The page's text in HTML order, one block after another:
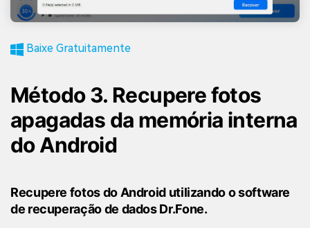
Baixe Gratuitamente
Método 3. Recupere fotos
apagadas da memória interna
do Android
Recupere fotos do Android utilizando o software
de recuperação de dados Dr.Fone.